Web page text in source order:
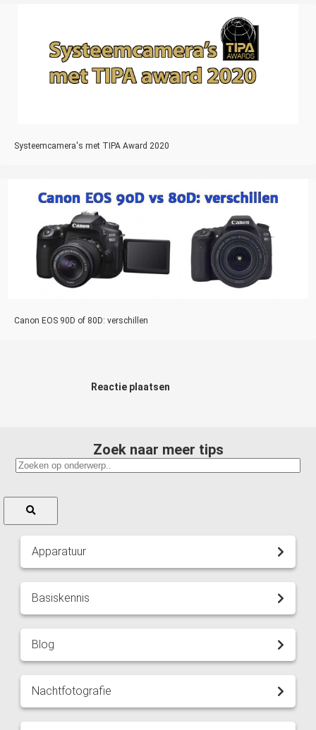
Systeemcamera's met TIPA Award 2020
Canon EOS 90D of 80D: verschillen
Reactie plaatsen
Zoek naar meer tips
Apparatuur
Basiskennis
Blog
Nachtfotografie